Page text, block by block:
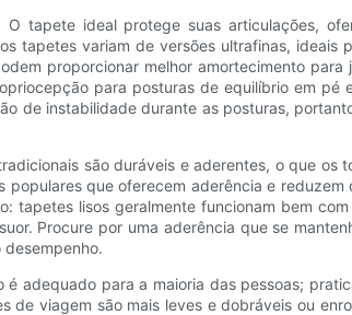
tapete ideal protege suas articulações,
tapetes variam de versões ultrafinas, ideais
proporcionar melhor amortecimento
para posturas de equilíbrio em pé
de instabilidade durante as posturas,
são duráveis ​​e aderentes, o que os
que oferecem aderência e
tapetes lisos geralmente funcionam bem
Procure por uma aderência que se
adequado para a maioria das pessoas;
viagem são mais leves e dobráveis ​​ou